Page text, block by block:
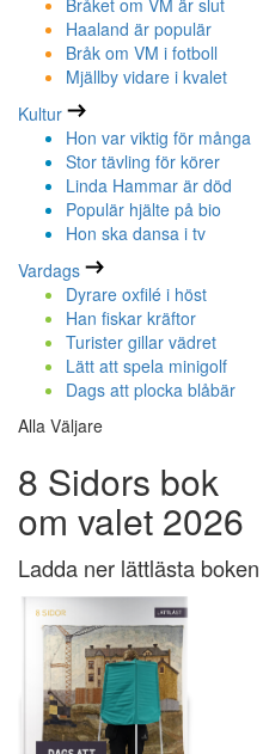
Bråket om VM är slut
Haaland är populär
Bråk om VM i fotboll
Mjällby vidare i kvalet
Kultur
Hon var viktig för många
Stor tävling för körer
Linda Hammar är död
Populär hjälte på bio
Hon ska dansa i tv
Vardags
Dyrare oxfilé i höst
Han fiskar kräftor
Turister gillar vädret
Lätt att spela minigolf
Dags att plocka blåbär
Alla Väljare
8 Sidors bok
om valet 2026
Ladda ner lättlästa